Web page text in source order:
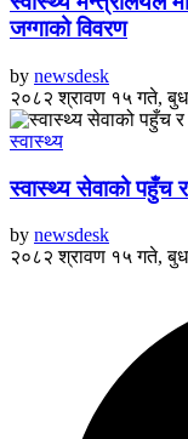
जग्गाको विवरण
by newsdesk
२०८२ श्रावण १५ गते,
स्वास्थ्य
स्वास्थ्य सेवाको पहुँच
by newsdesk
२०८२ श्रावण १५ गते,